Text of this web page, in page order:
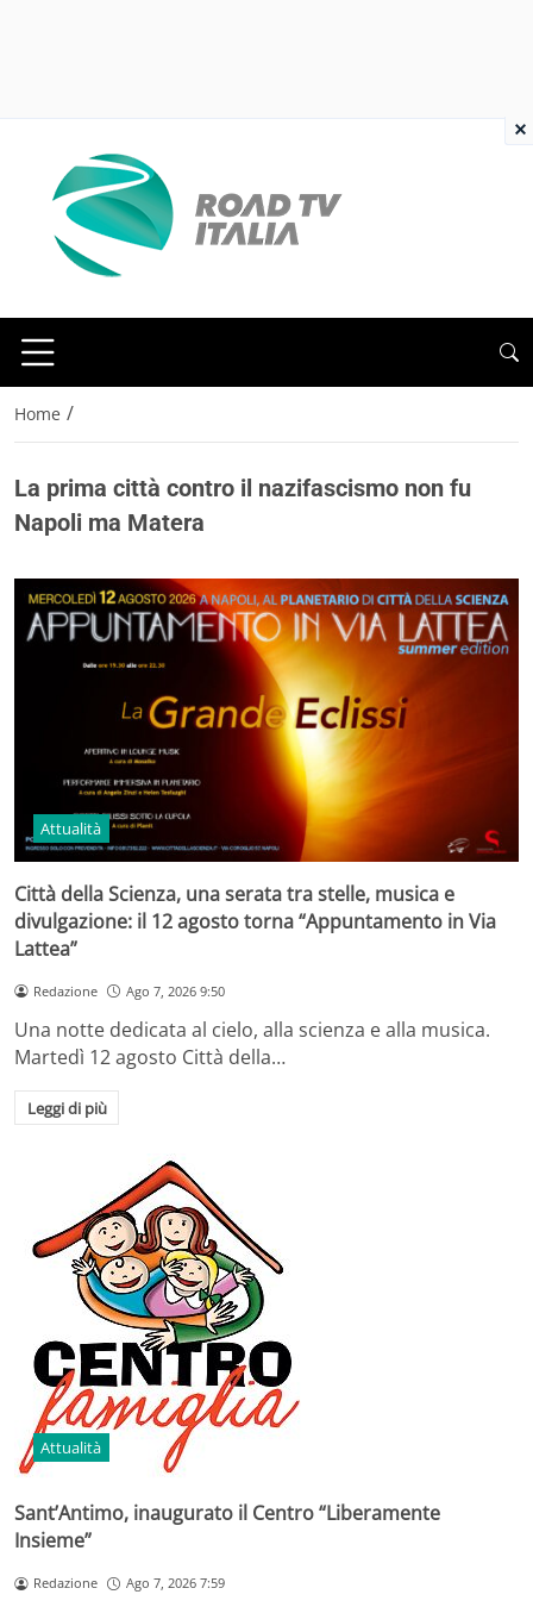
Home /
La prima città contro il nazifascismo non fu
Napoli ma Matera
Attualità
Città della Scienza, una serata tra stelle, musica e
divulgazione: il 12 agosto torna “Appuntamento in Via
Lattea”
Redazione Ago 7, 2026 9:50
Una notte dedicata al cielo, alla scienza e alla musica.
Martedì 12 agosto Città della…
Leggi di più
Attualità
Sant’Antimo, inaugurato il Centro “Liberamente
Insieme”
Redazione Ago 7, 2026 7:59
×